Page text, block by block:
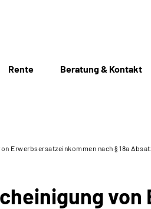
Rente Beratung & Kontakt
Erwerbsersatzeinkommen nach § 18a